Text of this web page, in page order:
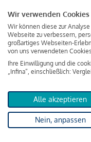
Zu zahlender
Kreditvermittler
von 237.000 Euro
Darüber hinaus fallen
Wir verwenden Cookies
Wir können diese zur
Webseite zu verbessern,
großartiges Webseiten-
von uns verwendeten
Ihre Einwilligung und die
„Infina“, einschließlich:
Alle akzeptieren
Nein, anpassen